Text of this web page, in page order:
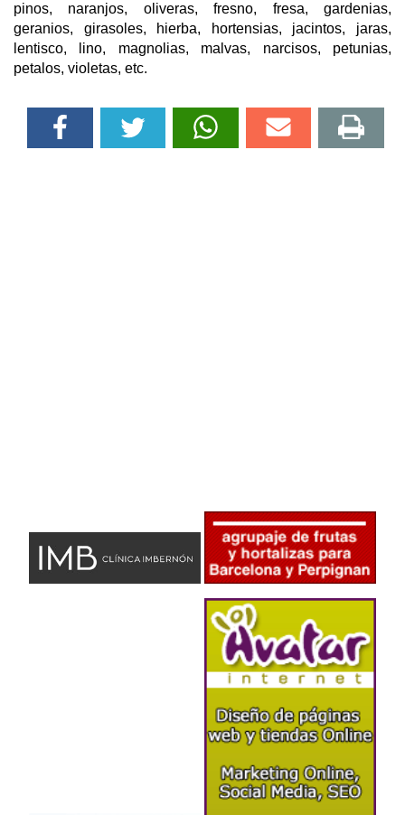
pinos, naranjos, oliveras, fresno, fresa, gardenias,
geranios, girasoles, hierba, hortensias, jacintos, jaras,
lentisco, lino, magnolias, malvas, narcisos, petunias,
petalos, violetas, etc.